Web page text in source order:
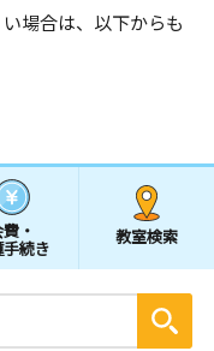
場合は、以下からも
・
続き
教室検索